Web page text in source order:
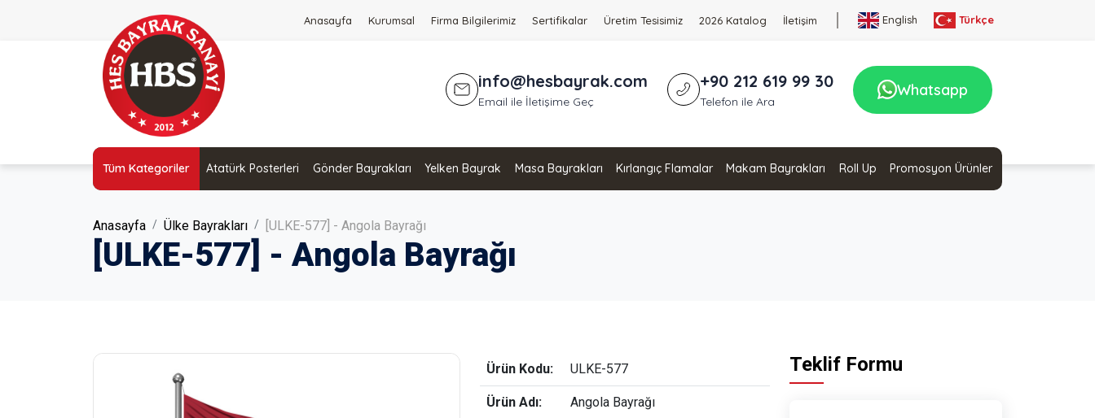
Anasayfa Kurumsal Firma Bilgilerimiz Sertifikalar Üretim Tesisimiz 2026 Katalog İletişim English Türkçe
info@hesbayrak.com
Email ile İletişime Geç
+90 212 619 99 30
Telefon ile Ara
Whatsapp
Tüm Kategoriler Atatürk Posterleri Gönder Bayrakları Yelken Bayrak Masa Bayrakları Kırlangıç Flamalar Makam Bayrakları Roll Up Promosyon Ürünler
Anasayfa Ülke Bayrakları [ULKE-577] - Angola Bayrağı
[ULKE-577] - Angola Bayrağı
Ürün Kodu: ULKE-577
Ürün Adı: Angola Bayrağı
Teklif Formu